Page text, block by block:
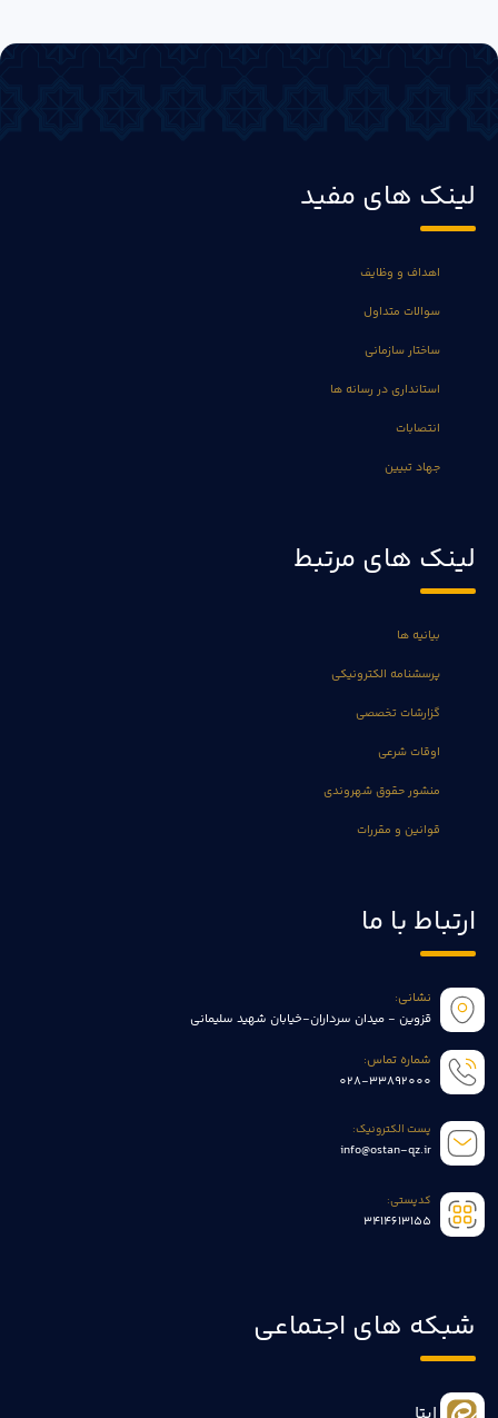
لینک های مفید
اهداف و وظایف
سوالات متداول
ساختار سازمانی
استانداری در رسانه ها
انتصابات
جهاد تبیین
لینک های مرتبط
بیانیه ها
پرسشنامه الکترونیکی
گزارشات تخصصی
اوقات شرعی
منشور حقوق شهروندی
قوانین و مقررات
ارتباط با ما
نشانی:
قزوین - میدان سرداران-خیابان شهید سلیمانی
شماره تماس:
028-33892000
پست الکترونیک:
info@ostan-qz.ir
کدپستی:
3414613155
شبکه های اجتماعی